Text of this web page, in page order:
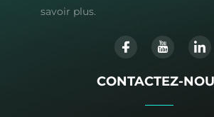
savoir plus.
CONTACTEZ-